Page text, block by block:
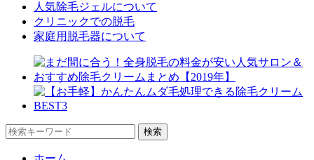
人気除毛ジェルについて
クリニックでの脱毛
家庭用脱毛器について